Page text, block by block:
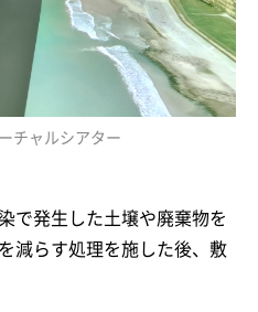
チャルシアター
で発生した土壌や廃棄物を
減らす処理を施した後、敷